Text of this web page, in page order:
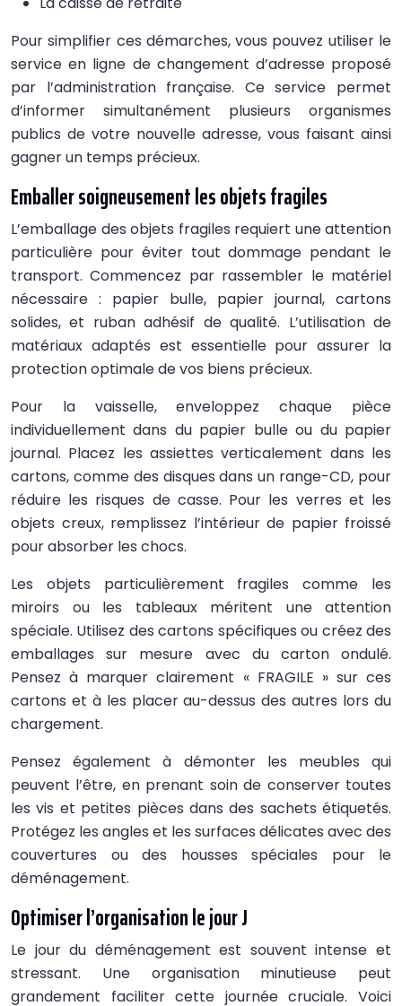
Pour simplifier ces démarches, vous pouvez utiliser le
service en ligne de changement d’adresse proposé
par l’administration française. Ce service permet
d’informer simultanément plusieurs organismes
publics de votre nouvelle adresse, vous faisant ainsi
gagner un temps précieux.
Emballer soigneusement les objets fragiles
L’emballage des objets fragiles requiert une attention
particulière pour éviter tout dommage pendant le
transport. Commencez par rassembler le matériel
nécessaire : papier bulle, papier journal, cartons
solides, et ruban adhésif de qualité. L’utilisation de
matériaux adaptés est essentielle pour assurer la
protection optimale de vos biens précieux.
Pour la vaisselle, enveloppez chaque pièce
individuellement dans du papier bulle ou du papier
journal. Placez les assiettes verticalement dans les
cartons, comme des disques dans un range-CD, pour
réduire les risques de casse. Pour les verres et les
objets creux, remplissez l’intérieur de papier froissé
pour absorber les chocs.
Les objets particulièrement fragiles comme les
miroirs ou les tableaux méritent une attention
spéciale. Utilisez des cartons spécifiques ou créez des
emballages sur mesure avec du carton ondulé.
Pensez à marquer clairement « FRAGILE » sur ces
cartons et à les placer au-dessus des autres lors du
chargement.
Pensez également à démonter les meubles qui
peuvent l’être, en prenant soin de conserver toutes
les vis et petites pièces dans des sachets étiquetés.
Protégez les angles et les surfaces délicates avec des
couvertures ou des housses spéciales pour le
déménagement.
Optimiser l’organisation le jour J
Le jour du déménagement est souvent intense et
stressant. Une organisation minutieuse peut
grandement faciliter cette journée cruciale. Voici